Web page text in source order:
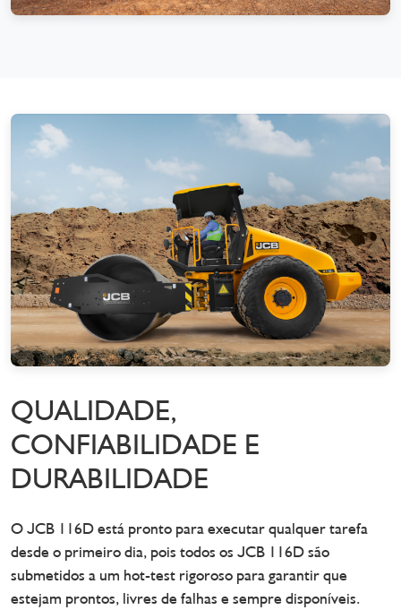
QUALIDADE,
CONFIABILIDADE E
DURABILIDADE
O JCB 116D está pronto para executar qualquer tarefa
desde o primeiro dia, pois todos os JCB 116D são
submetidos a um hot-test rigoroso para garantir que
estejam prontos, livres de falhas e sempre disponíveis.